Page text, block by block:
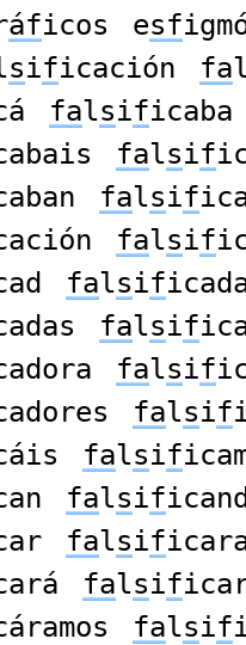
áficos esf
sificación fa
falsificaba
falsif
falsif
falsif
falsif
falsif
falsif
falsif
falsif
falsif
falsif
falsif
falsif